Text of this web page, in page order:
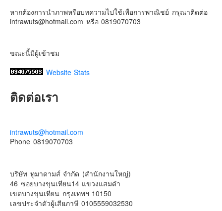
Photo
View on Facebook · Share
หากต้องการนำภาพหรือบทความไปใช้เพื่อการพาณิชย์ กรุณาติดต่อ
intrawuts@hotmail.com หรือ 0819070703
ขณะนี้มีผู้เข้าชม
Website Stats
ติดต่อเรา
intrawuts@hotmail.com
Phone 0819070703
บริษัท ทูมาดามส์ จำกัด (สำนักงานใหญ่)
46 ซอยบางขุนเทียน14 แขวงแสมดำ
เขตบางขุนเทียน กรุงเทพฯ 10150
เลขประจําตัวผู้เสียภาษี 0105559032530